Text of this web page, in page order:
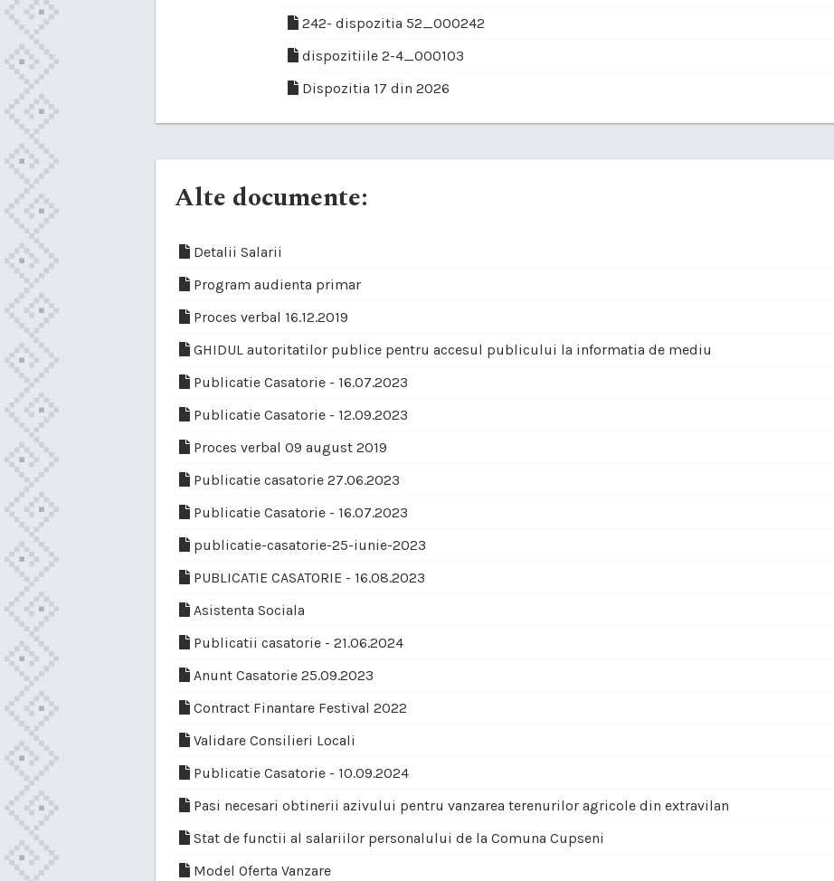
242- dispozitia 52_000242
dispozitiile 2-4_000103
Dispozitia 17 din 2026
Alte documente:
Detalii Salarii
Program audienta primar
Proces verbal 16.12.2019
GHIDUL autoritatilor publice pentru accesul publicului la informatia de mediu
Publicatie Casatorie - 16.07.2023
Publicatie Casatorie - 12.09.2023
Proces verbal 09 august 2019
Publicatie casatorie 27.06.2023
Publicatie Casatorie - 16.07.2023
publicatie-casatorie-25-iunie-2023
PUBLICATIE CASATORIE - 16.08.2023
Asistenta Sociala
Publicatii casatorie - 21.06.2024
Anunt Casatorie 25.09.2023
Contract Finantare Festival 2022
Validare Consilieri Locali
Publicatie Casatorie - 10.09.2024
Pasi necesari obtinerii azivului pentru vanzarea terenurilor agricole din extravilan
Stat de functii al salariilor personalului de la Comuna Cupseni
Model Oferta Vanzare